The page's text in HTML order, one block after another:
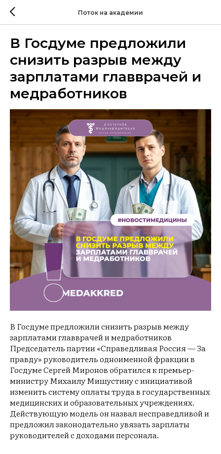
Поток на академии
В Госдуме предложили
снизить разрыв между
зарплатами главврачей и
медработников
В Госдуме предложили снизить разрыв между
зарплатами главврачей и медработников
Председатель партии «Справедливая Россия — За
правду» руководитель одноименной фракции в
Госдуме Сергей Миронов обратился к премьер-
министру Михаилу Мишустину с инициативой
изменить систему оплаты труда в государственных
медицинских и образовательных учреждениях.
Действующую модель он назвал несправедливой и
предложил законодательно увязать зарплаты
руководителей с доходами персонала.